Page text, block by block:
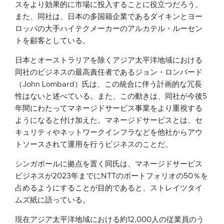
スをより効果的に市場に投入することに役立つだろう。
また、同社は、日本の多国籍企業であるダイキンとヨー
ロッパの大手ハイテクメーカーのアルカテル・ルーセン
トを顧客としている。
日本とオーストラリアを除くアジア太平洋地域における
同社のビジネスの最高責任者であるジョン・ロンバード
（John Lombard）氏は、この統合に伴う計画的な冗長
性はないと述べている。また、この動きは、同社が今後5
年間にわたってマネージドサービス事業をより重視する
ようになると付け加えた。マネージドサービスとは、セ
キュリティやネットワークインフラなどを他社からアウ
トソースされて運用を行うビジネスのことだ。
シンガポールに拠点を置く同氏は、マネージドサービス
ビジネスが2023年までにNTTのポートフォリオの50％を
占めるようにすることが目的であると、ストレイツタイ
ムズ紙に語っている。
現在アジア太平洋地域における約12,000人の従業員のう